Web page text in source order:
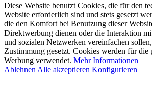
Diese Website benutzt Cookies, die für den
Website erforderlich sind und stets gesetzt
die den Komfort bei Benutzung dieser
Direktwerbung dienen oder die Interaktion
und sozialen Netzwerken vereinfachen
Zustimmung gesetzt. Cookies werden für die
Werbung verwendet. Mehr Informationen
Ablehnen Alle akzeptieren Konfigurieren